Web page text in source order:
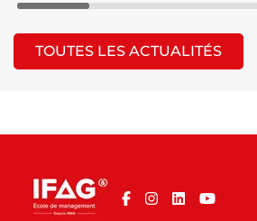
TOUTES LES ACTUALITÉS